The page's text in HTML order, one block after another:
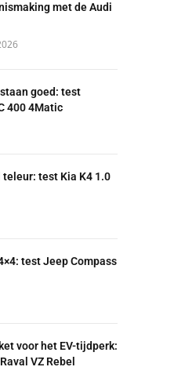
met de Audi
goed: test
400 4Matic
test Kia K4 1.0
test Jeep Compass
voor het EV-tijdperk:
VZ Rebel